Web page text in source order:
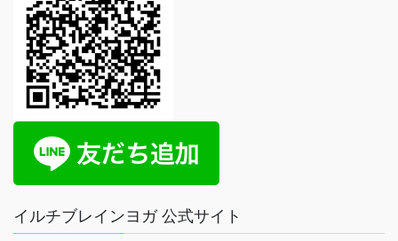
イルチブレインヨガ 公式サイト